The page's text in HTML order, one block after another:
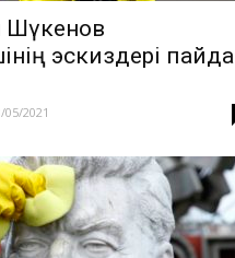
жаңалықтары
Шүкенов
эскиздері пайда
05/2021